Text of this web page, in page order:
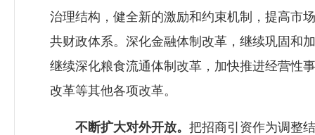
治理结构，健全新的激励和约束机制，提高市
共财政体系。深化金融体制改革，继续巩固和
继续深化粮食流通体制改革，加快推进经营性
改革等其他各项改革。
不断扩大对外开放。 把招商引资作为调整